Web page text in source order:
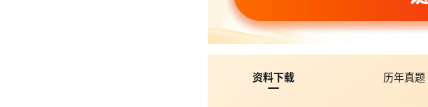
以上就是“人力资源二级真题”。更多有
料小编会整理成PDF文档供大家参考，欢迎点
资料下载 历年真题